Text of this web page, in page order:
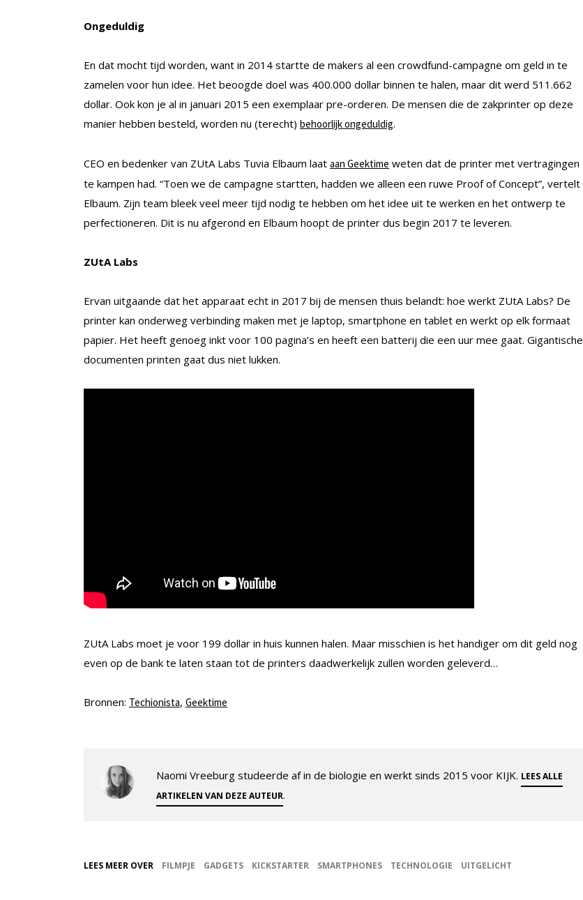
Ongeduldig
En dat mocht tijd worden, want in 2014 startte de makers al een crowdfund-campagne om geld in te
zamelen voor hun idee. Het beoogde doel was 400.000 dollar binnen te halen, maar dit werd 511.662
dollar. Ook kon je al in januari 2015 een exemplaar pre-orderen. De mensen die de zakprinter op deze
manier hebben besteld, worden nu (terecht) behoorlijk ongeduldig.
CEO en bedenker van ZUtA Labs Tuvia Elbaum laat aan Geektime weten dat de printer met vertragingen
te kampen had. “Toen we de campagne startten, hadden we alleen een ruwe Proof of Concept”, vertelt
Elbaum. Zijn team bleek veel meer tijd nodig te hebben om het idee uit te werken en het ontwerp te
perfectioneren. Dit is nu afgerond en Elbaum hoopt de printer dus begin 2017 te leveren.
ZUtA Labs
Ervan uitgaande dat het apparaat echt in 2017 bij de mensen thuis belandt: hoe werkt ZUtA Labs? De
printer kan onderweg verbinding maken met je laptop, smartphone en tablet en werkt op elk formaat
papier. Het heeft genoeg inkt voor 100 pagina’s en heeft een batterij die een uur mee gaat. Gigantische
documenten printen gaat dus niet lukken.
ZUtA Labs moet je voor 199 dollar in huis kunnen halen. Maar misschien is het handiger om dit geld nog
even op de bank te laten staan tot de printers daadwerkelijk zullen worden geleverd…
Bronnen: Techionista, Geektime
Naomi Vreeburg studeerde af in de biologie en werkt sinds 2015 voor KIJK. LEES ALLE
ARTIKELEN VAN DEZE AUTEUR.
LEES MEER OVER FILMPJE GADGETS KICKSTARTER SMARTPHONES TECHNOLOGIE UITGELICHT